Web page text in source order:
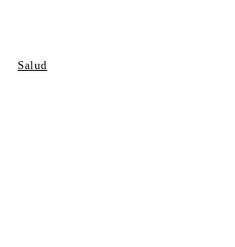
Salud